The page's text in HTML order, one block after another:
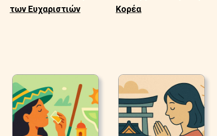
των Ευχαριστιών
Κορέα